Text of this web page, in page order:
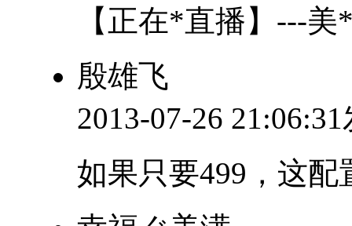
【正在*直播】---美
殷雄飞
2013-07-26
如果只要499，这配